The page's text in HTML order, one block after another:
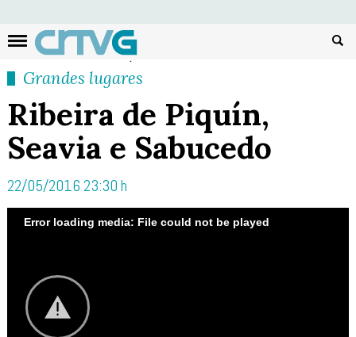
Grandes lugares
Ribeira de Piquín,
Seavia e Sabucedo
22/05/2016 23:30 h
Error loading media: File could not be played